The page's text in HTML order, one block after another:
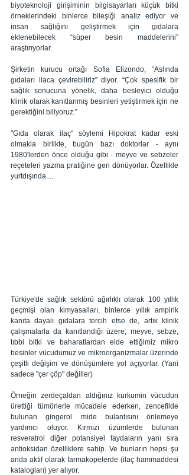
biyoteknoloji girişiminin bilgisayarları küçük bitki
örneklerindeki binlerce bileşiği analiz ediyor ve
insan sağlığını geliştirmek için gıdalara
eklenebilecek “süper besin maddelerini”
araştırıyorlar.
Şirketin kurucu ortağı Sofia Elizondo, “Aslında
gıdaları ilaca çevirebiliriz” diyor. “Çok spesifik bir
sağlık sonucuna yönelik, daha besleyici olduğu
klinik olarak kanıtlanmış besinleri yetiştirmek için ne
gerektiğini biliyoruz.”
"Gıda olarak ilaç" söylemi Hipokrat kadar eski
olmakla birlikte, bugün bazı doktorlar - aynı
1980'lerden önce olduğu gibi - meyve ve sebzeler
reçeteleri yazma pratiğine geri dönüyorlar. Özellikle
yurtdışında....
Türkiye'de sağlık sektörü ağırlıklı olarak 100 yıllık
geçmişi olan kimyasalları, binlerce yıllık ampirik
kanıta dayalı gıdalara tercih etse de, artık klinik
çalışmalarla da kanıtlandığı üzere; meyve, sebze,
tıbbi bitki ve baharatlardan elde ettiğimiz mikro
besinler vücudumuz ve mikroorganizmalar üzerinde
çeşitli değişim ve dönüşümlere yol açıyorlar. (Yani
sadece "çer çöp" değiller)
Örneğin zerdeçaldan aldığınız kurkumin vücudun
ürettiği tümörlerle mücadele ederken, zencefilde
bulunan gingerol mide bulantısını önlemeye
yardımcı oluyor. Kırmızı üzümlerde bulunan
resveratrol diğer potansiyel faydaların yanı sıra
antioksidan özelliklere sahip. Ve bunların hepsi şu
anda aktif olarak farmakopelerde (ilaç hammaddesi
katalogları) yer alıyor.